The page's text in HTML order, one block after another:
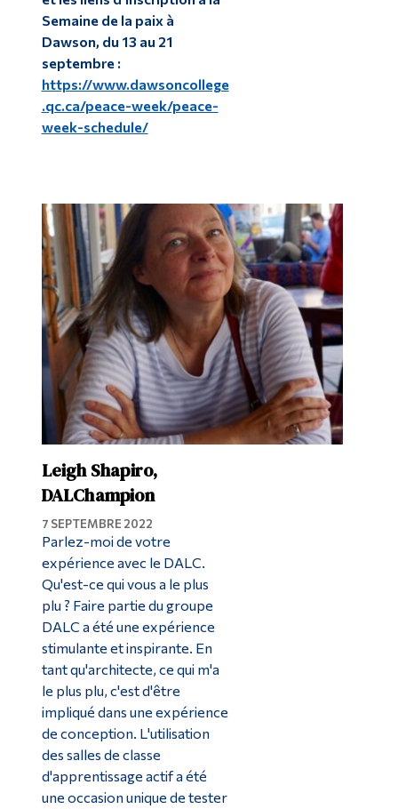
Semaine de la paix à
Dawson, du 13 au 21
septembre :
https://www.dawsoncollege
.qc.ca/peace-week/peace-
week-schedule/
Leigh Shapiro,
DALChampion
7 SEPTEMBRE 2022
Parlez-moi de votre
expérience avec le DALC.
Qu'est-ce qui vous a le plus
plu ? Faire partie du groupe
DALC a été une expérience
stimulante et inspirante. En
tant qu'architecte, ce qui m'a
le plus plu, c'est d'être
impliqué dans une expérience
de conception. L'utilisation
des salles de classe
d'apprentissage actif a été
une occasion unique de tester